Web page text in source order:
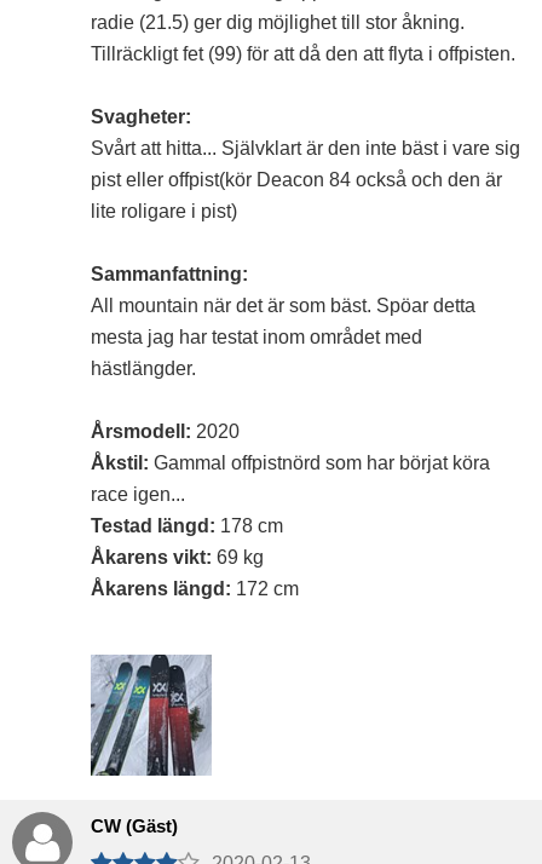
radie (21.5) ger dig möjlighet till stor åkning.
Tillräckligt fet (99) för att då den att flyta i offpisten.
Svagheter:
Svårt att hitta... Självklart är den inte bäst i vare sig
pist eller offpist(kör Deacon 84 också och den är
lite roligare i pist)
Sammanfattning:
All mountain när det är som bäst. Spöar detta
mesta jag har testat inom området med
hästlängder.
Årsmodell: 2020
Åkstil: Gammal offpistnörd som har börjat köra
race igen...
Testad längd: 178 cm
Åkarens vikt: 69 kg
Åkarens längd: 172 cm
CW (Gäst)